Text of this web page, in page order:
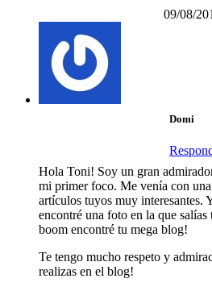
09/08/
Domi
Hola Toni! Soy un gran
mi primer foco. Me venía con
artículos tuyos muy
encontré una foto en la que
boom encontré tu mega blog!
Te tengo mucho respeto y
realizas en el blog!